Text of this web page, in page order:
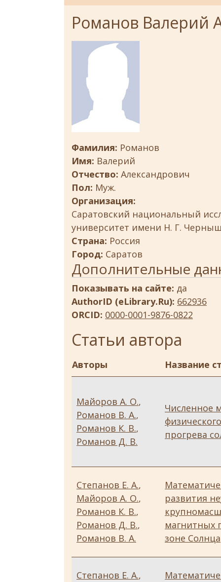
Романов Валерий
Фамилия: Романов
Имя: Валерий
Отчество: Александрович
Пол: Муж.
Организация:
Саратовский национальный
университет имени Н. Г.
Страна: Россия
Город: Саратов
Дополнительные
Показывать на сайте: да
AuthorID (eLibrary.Ru): 662936
ORCID: 0000-0001-9876-0822
Статьи автора
Авторы Название
Майоров А. О.,
Романов В. А.,
Романов К. В.,
Романов Д. В.
Численное
прогрева
Степанов Е. А.,
Майоров А. О.,
Романов К. В.,
Романов Д. В.,
Романов В. А.
развития
магнитных
зоне Солнца
Степанов Е. А.,